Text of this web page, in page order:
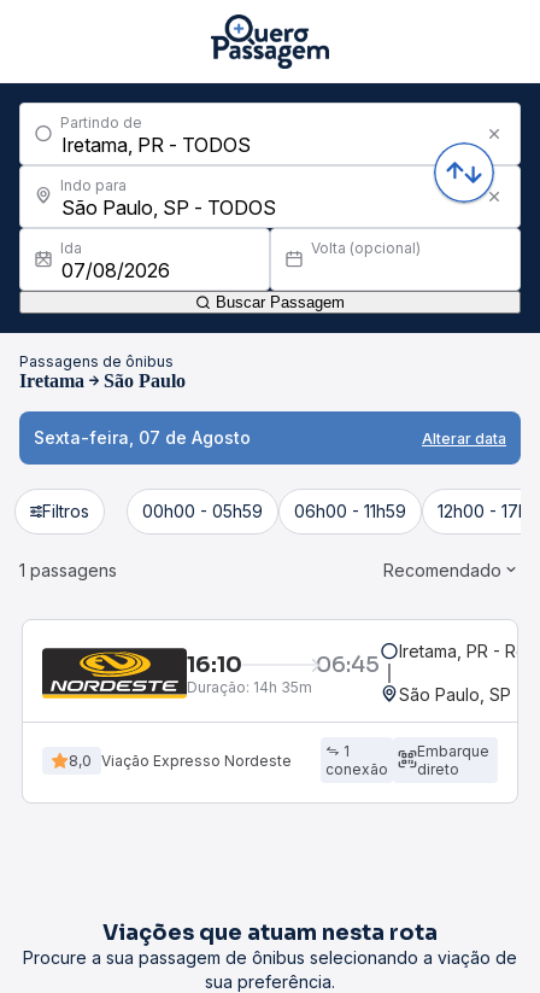
Partindo de
Indo para
Ida Volta (opcional)
Buscar Passagem
Passagens de ônibus
Iretama São Paulo
Sexta-feira, 07 de Agosto Alterar data
Filtros 00h00 - 05h59 06h00 - 11h59 12h00 -
1 passagens Recomendado
16:10 06:45
Duração: 14h 35m
Iretama, PR -
São Paulo, SP -
8,0 Viação Expresso Nordeste
1
conexão
Embarque
direto
Viações que atuam nesta rota
Procure a sua passagem de ônibus selecionando a viação de
sua preferência.